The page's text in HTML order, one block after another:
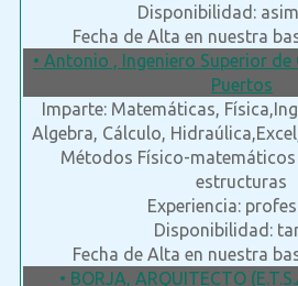
Disponibilidad:
Fecha de Alta en nuestra
• Antonio , Ingeniero Superior de
Puertos
Imparte: Matemáticas,
Algebra, Cálculo,
Métodos Físico-matemáticos
estructuras
Experiencia:
Disponibilidad:
Fecha de Alta en nuestra
• BORJA, ARQUITECTO